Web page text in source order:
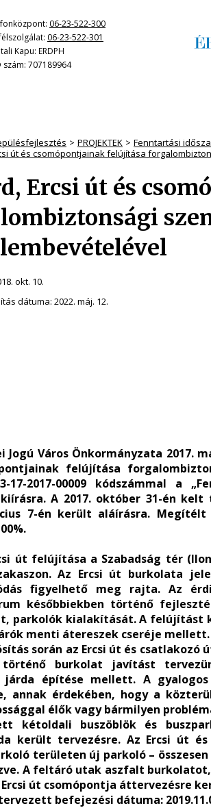
06-23-522-300
06-23-522-301
Kapu: ERDPH
szám: 707189964
PROJEKTEK
Fenntartási
út és csomópontjainak felújítása
Ercsi út és
okt. 10.
dátuma: 2022. máj. 12.
Jogú Város Önkormányzata 2017.
felújítása
17-2017-00009 kódszámmal a
A 2017. október 31-én
7-én került aláírásra.
út felújítása a Szabadság tér
Az Ercsi út burkolata
figyelhető meg rajta. Az
későbbiekben történő
parkolók kialakítását. A felújítást
menti átereszek cseréje mellett.
során az Ercsi út és
történő burkolat javítást
járda építése mellett. A
annak érdekében, hogy a
élők vagy bármilyen
kétoldali buszöblök és
került tervezésre. Az Ercsi út
területen új parkoló –
A feltáró utak aszfalt
Ercsi út csomópontja áttervezésre
befejezési dátuma: